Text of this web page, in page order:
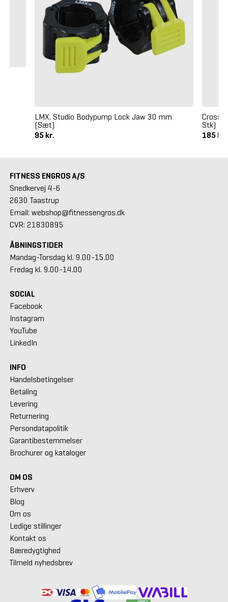
LMX. Studio Bodypump Lock Jaw 30 mm
(Sæt)
95 kr.
Stk)
185 kr.
FITNESS ENGROS A/S
Snedkervej 4-6
2630 Taastrup
Email: webshop@fitnessengros.dk
CVR: 21830895
ÅBNINGSTIDER
Mandag-Torsdag kl. 9.00-15.00
Fredag kl. 9.00-14.00
SOCIAL
Facebook
Instagram
YouTube
LinkedIn
INFO
Handelsbetingelser
Betaling
Levering
Returnering
Persondatapolitik
Garantibestemmelser
Brochurer og kataloger
OM OS
Erhverv
Blog
Om os
Ledige stillinger
Kontakt os
Bæredygtighed
Tilmeld nyhedsbrev